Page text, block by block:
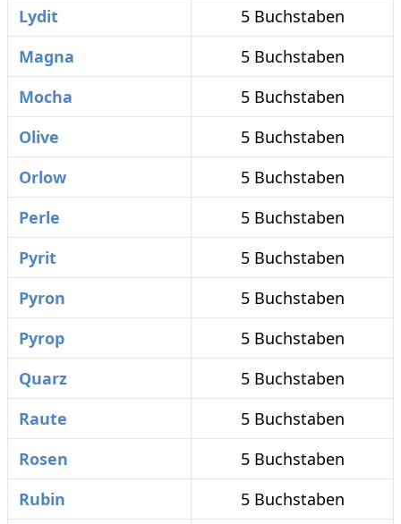
Lydit
5 Buchstaben
Magna
5 Buchstaben
Mocha
5 Buchstaben
Olive
5 Buchstaben
Orlow
5 Buchstaben
Perle
5 Buchstaben
Pyrit
5 Buchstaben
Pyron
5 Buchstaben
Pyrop
5 Buchstaben
Quarz
5 Buchstaben
Raute
5 Buchstaben
Rosen
5 Buchstaben
Rubin
5 Buchstaben